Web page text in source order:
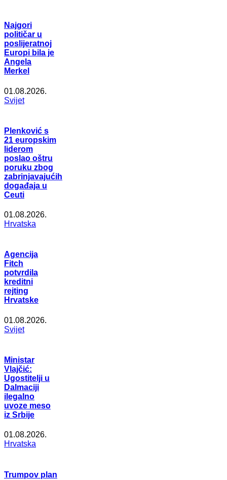
Najgori
političar u
poslijeratnoj
Europi bila je
Angela
Merkel
01.08.2026.
Svijet
Plenković s
21 europskim
liderom
poslao oštru
poruku zbog
zabrinjavajućih
događaja u
Ceuti
01.08.2026.
Hrvatska
Agencija
Fitch
potvrdila
kreditni
rejting
Hrvatske
01.08.2026.
Svijet
Ministar
Vlajčić:
Ugostitelji u
Dalmaciji
ilegalno
uvoze meso
iz Srbije
01.08.2026.
Hrvatska
Trumpov plan